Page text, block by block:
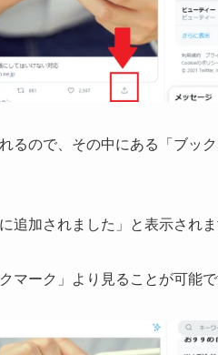
るので、その中にある「ブッ
加されました」と表示されま
マーク」より見ることが可能で